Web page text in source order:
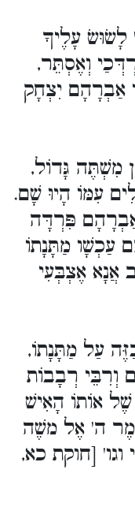
לָשׂוּשׂ עָלֶיךָ
וְאֶסְתֵּר,
אַבְרָהָם יִצְחָק
מִשְׁתֶּה גָּדוֹל,
עִמּוֹ הָיוּ שָׁם.
אַבְרָהָם פִּרְדָּה
עַכְשָׁו מַתָּנָתוֹ
אֲנָא אֶצְבְּעִי
עַל מַתָּנָתוֹ,
וְרִבֵּי רְבָבוֹת
שֶׁל אוֹתוֹ הָאִישׁ
ה' אֶל משֶׁה
[חוקת כא,